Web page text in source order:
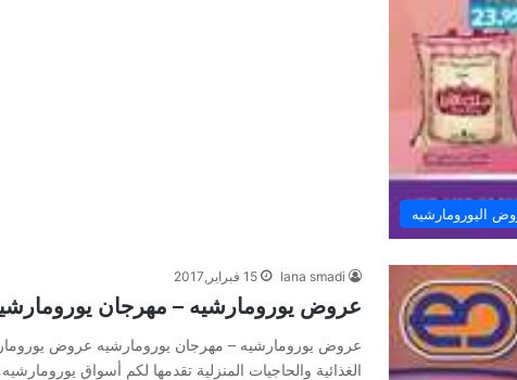
اليورومارشيه
lana smadi 15 فبراير,2017
عروض يورومارشيه – مهرجان
عروض يورومارشيه – مهرجان يورومارشيه عروض
الغذائية والحاجيات المنزلية تقدمها لكم أسواق